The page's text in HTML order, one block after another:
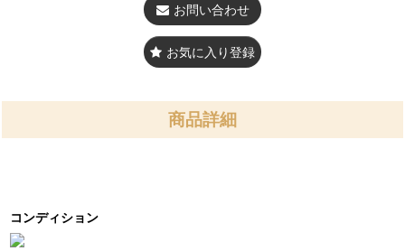
お問い合わせ
お気に入り登録
商品詳細
コンディション